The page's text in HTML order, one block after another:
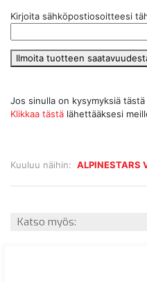
Kuuluu näihin: ALPINESTARS
Kirjoita sähköpostiosoitteesi
Ilmoita tuotteen
Jos sinulla on kysymyksiä
Klikkaa tästä lähettääksesi
Katso myös: